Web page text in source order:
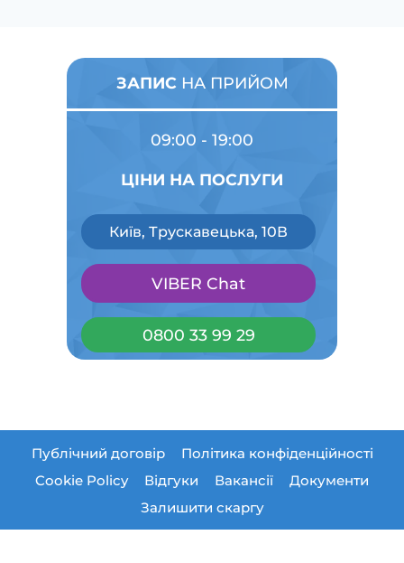
ЗАПИС НА ПРИЙОМ
09:00 - 19:00
ЦІНИ НА ПОСЛУГИ
Київ, Трускавецька, 10В
VIBER Chat
0800 33 99 29
Публічний договір
Політика конфіденційності
Cookie Policy
Відгуки Вакансії
Документи
Залишити скаргу